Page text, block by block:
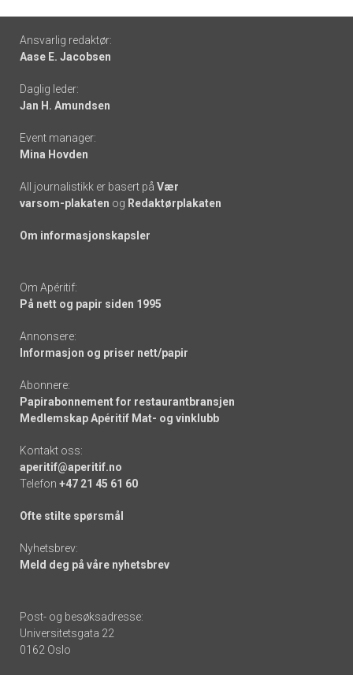
Footer
-
links
Ansvarlig redaktør:
Aase E. Jacobsen
Daglig leder:
Jan H. Amundsen
Event manager:
Mina Hovden
All journalistikk er basert på Vær
varsom-plakaten og Redaktørplakaten
Om informasjonskapsler
Om Apéritif:
På nett og papir siden 1995
Annonsere:
Informasjon og priser nett/papir
Abonnere:
Papirabonnement for restaurantbransjen
Medlemskap Apéritif Mat- og vinklubb
Kontakt oss:
aperitif@aperitif.no
Telefon +47 21 45 61 60
Ofte stilte spørsmål
Nyhetsbrev:
Meld deg på våre nyhetsbrev
Post- og besøksadresse:
Universitetsgata 22
0162 Oslo